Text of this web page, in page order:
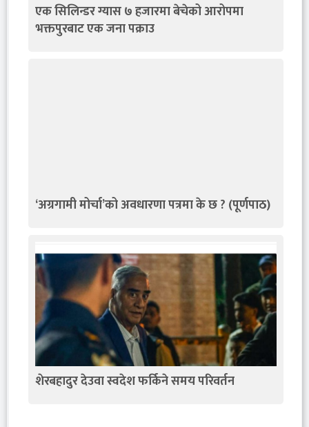
एक सिलिन्डर ग्यास ७ हजारमा बेचेको आरोपमा
भक्तपुरबाट एक जना पक्राउ
‘अग्रगामी मोर्चा’को अवधारणा पत्रमा के छ ? (पूर्णपाठ)
शेरबहादुर देउवा स्वदेश फर्किने समय परिवर्तन